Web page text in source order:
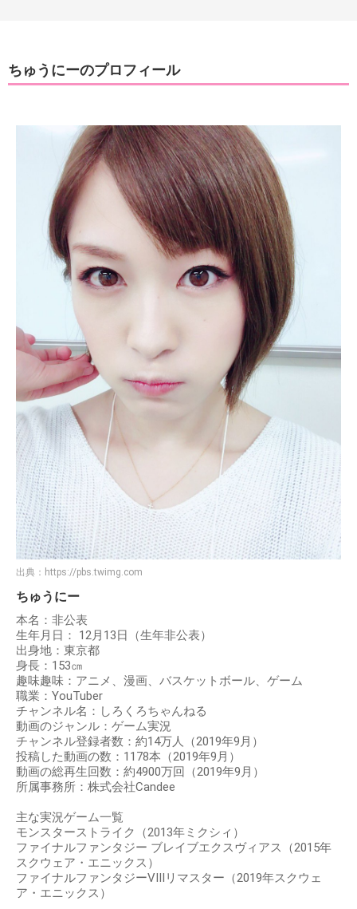
ちゅうにーのプロフィール
出典： https://pbs.twimg.com
ちゅうにー
本名：非公表
生年月日： 12月13日（生年非公表）
出身地：東京都
身長：153㎝
趣味趣味：アニメ、漫画、バスケットボール、ゲーム
職業：YouTuber
チャンネル名：しろくろちゃんねる
動画のジャンル：ゲーム実況
チャンネル登録者数：約14万人（2019年9月）
投稿した動画の数：1178本（2019年9月）
動画の総再生回数：約4900万回（2019年9月）
所属事務所：株式会社Candee
主な実況ゲーム一覧
モンスターストライク（2013年ミクシィ）
ファイナルファンタジー ブレイブエクスヴィアス（2015年
スクウェア・エニックス）
ファイナルファンタジーVIIIリマスター（2019年スクウェ
ア・エニックス）